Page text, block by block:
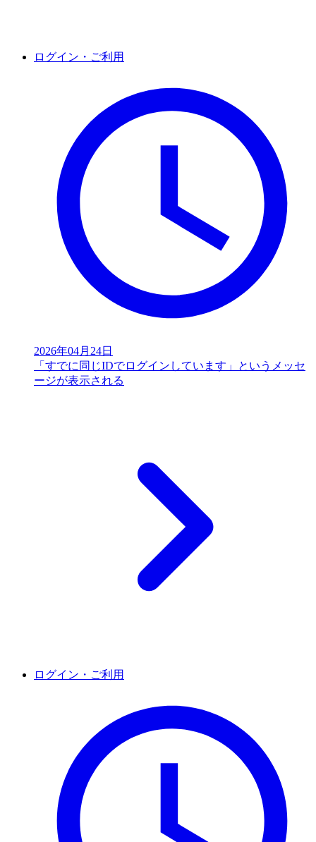
ログイン・ご利用
2026年04月24日
「すでに同じIDでログインしています」というメッセ
ージが表示される
ログイン・ご利用